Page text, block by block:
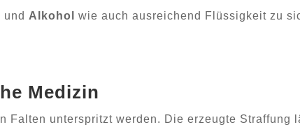
und Alkohol
wie auch ausreichend Flüssigkeit zu
Medizin
unterspritzt werden. Die erzeugte Straffung